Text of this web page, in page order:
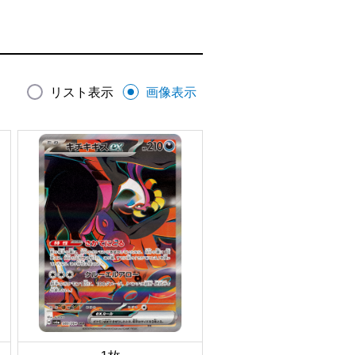
リスト表示 画像表示